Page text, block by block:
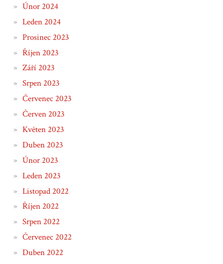
Únor 2024
Leden 2024
Prosinec 2023
Říjen 2023
Září 2023
Srpen 2023
Červenec 2023
Červen 2023
Květen 2023
Duben 2023
Únor 2023
Leden 2023
Listopad 2022
Říjen 2022
Srpen 2022
Červenec 2022
Duben 2022